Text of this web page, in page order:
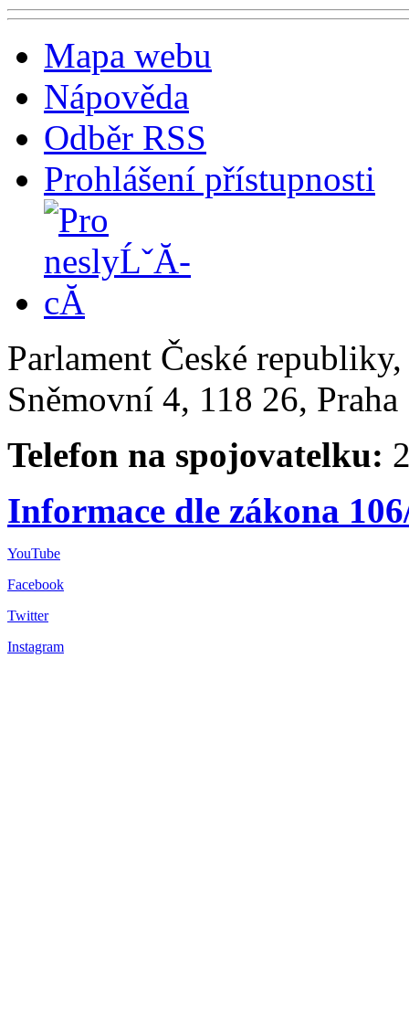
Mapa webu
Nápověda
Odběr RSS
Prohlášení přístupnosti
Parlament České
Sněmovní 4, 118 26,
Telefon na spojovatelku:
Informace dle zákona
YouTube
Facebook
Twitter
Instagram